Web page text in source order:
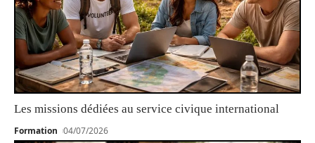
Les missions dédiées au service civique international
Formation 04/07/2026